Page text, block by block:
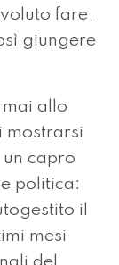
fare,
giungere
allo
mostrarsi
capro
politica:
il
mesi